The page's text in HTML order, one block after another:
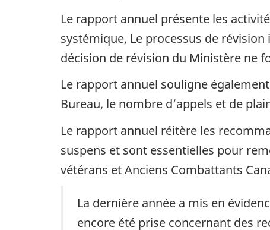
Le rapport annuel présente les
systémique, Le processus de
décision de révision du Ministère ne
Le rapport annuel souligne
Bureau, le nombre d’appels et de
Le rapport annuel réitère les
suspens et sont essentielles pour
vétérans et Anciens Combattants
La dernière année a mis en
encore été prise concernant des